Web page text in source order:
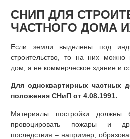
СНИП ДЛЯ
ЧАСТНОГО ДОМА
Если земли выделены под
строительство, то на них можно
дом, а не коммерческое здание и
Для одноквартирных частных
положения СНиП от 4.08.1991.
Материалы постройки должны
провоцировать пожары и
последствия – например,